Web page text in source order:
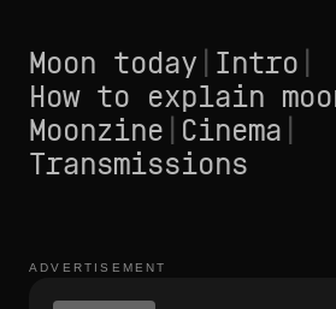
Moon today Intro
How to explain
Moonzine Cinema
Transmissions
ADVERTISEMENT